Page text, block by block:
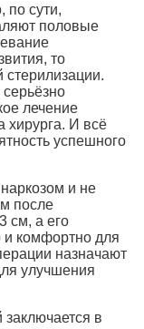
по сути,
половые
то
лечение
хирурга. И всё
успешного
и не
после
см, а его
и комфортно для
назначают
улучшения
в